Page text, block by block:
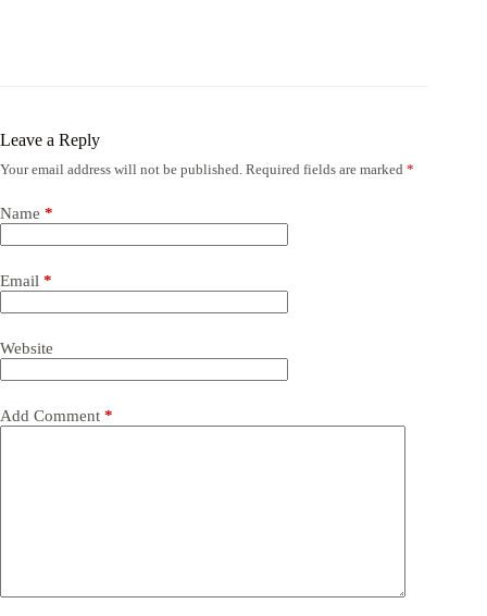
Leave a Reply
Your email address will not be published. Required fields are marked *
Name *
Email *
Website
Add Comment *